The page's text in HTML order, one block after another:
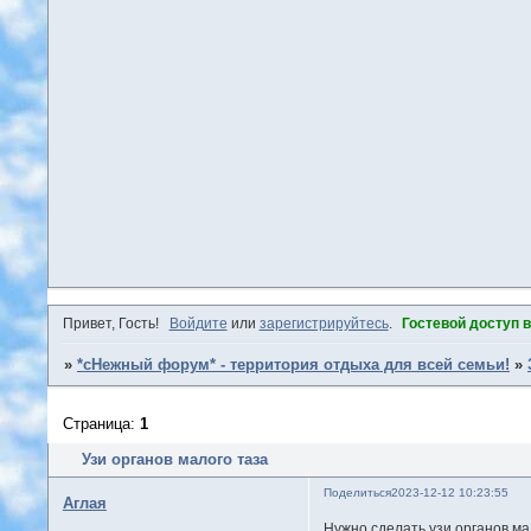
Привет, Гость! Войдите или зарегистрируйтесь. Гостевой доступ
» *сНежный форум* - территория отдыха для всей семьи! »
Узи органов малого таза
Страница: 1
Поделиться2023-12-12 10:23:55
Аглая